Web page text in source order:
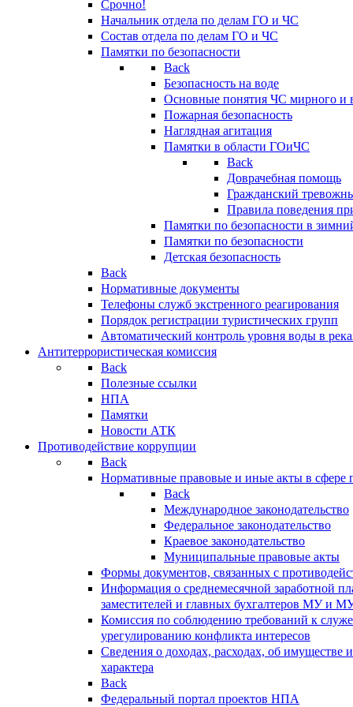
Срочно!
Начальник отдела по делам ГО и ЧС
Состав отдела по делам ГО и ЧС
Памятки по безопасности
Back
Безопасность на воде
Основные понятия ЧС мирного и
Пожарная безопасность
Наглядная агитация
Памятки в области ГОиЧС
Back
Доврачебная помощь
Гражданский
Правила поведения
Памятки по безопасности в
Памятки по безопасности
Детская безопасность
Back
Нормативные документы
Телефоны служб экстренного реагирования
Порядок регистрации туристических групп
Автоматический контроль уровня воды в
Антитеррористическая комиссия
Back
Полезные ссылки
НПА
Памятки
Новости АТК
Противодействие коррупции
Back
Нормативные правовые и иные акты в сфере
Back
Международное законодательство
Федеральное законодательство
Краевое законодательство
Муниципальные правовые акты
Формы документов, связанных с
Информация о среднемесячной заработной
заместителей и главных бухгалтеров МУ и
Комиссия по соблюдению требований к
урегулированию конфликта интересов
Сведения о доходах, расходах, об имуществе
характера
Back
Федеральный портал проектов НПА